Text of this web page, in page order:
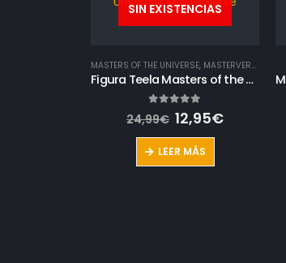
SIN EXISTENCIAS
MASTERS OF THE UNIVERSE, MASTERVERSE
Figura Teela Masters of the Universe: Masterverse
out of 5
24,99€ El
precio
original
era:
12,95€El
LEER MÁS